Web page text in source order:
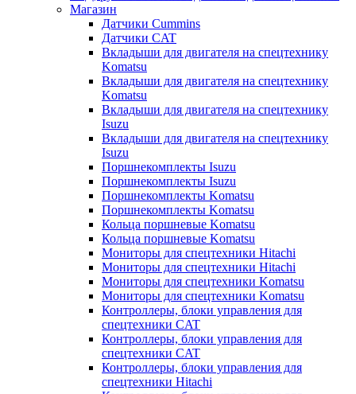
Магазин
Датчики Cummins
Датчики CAT
Вкладыши для двигателя на спецтехнику
Komatsu
Вкладыши для двигателя на спецтехнику
Komatsu
Вкладыши для двигателя на спецтехнику
Isuzu
Вкладыши для двигателя на спецтехнику
Isuzu
Поршнекомплекты Isuzu
Поршнекомплекты Isuzu
Поршнекомплекты Komatsu
Поршнекомплекты Komatsu
Кольца поршневые Komatsu
Кольца поршневые Komatsu
Мониторы для спецтехники Hitachi
Мониторы для спецтехники Hitachi
Мониторы для спецтехники Komatsu
Мониторы для спецтехники Komatsu
Контроллеры, блоки управления для
спецтехники CAT
Контроллеры, блоки управления для
спецтехники CAT
Контроллеры, блоки управления для
спецтехники Hitachi